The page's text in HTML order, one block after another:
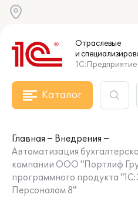
Отраслевые
и
1С:Предприятие
Каталог
Главная
Внедрения
Автоматизация
компании ООО "Портлиф
программного продукта
Персоналом 8"